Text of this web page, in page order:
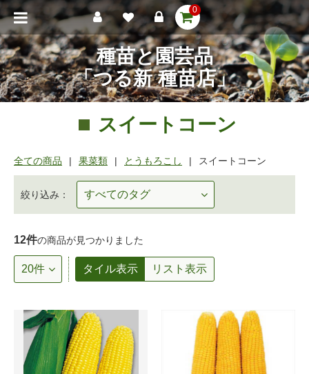
0
種苗と園芸品
「つる新 種苗店」
スイートコーン
全ての商品 果菜類 とうもろこし スイートコーン
絞り込み：
12件の商品が見つかりました
タイル表示 リスト表示